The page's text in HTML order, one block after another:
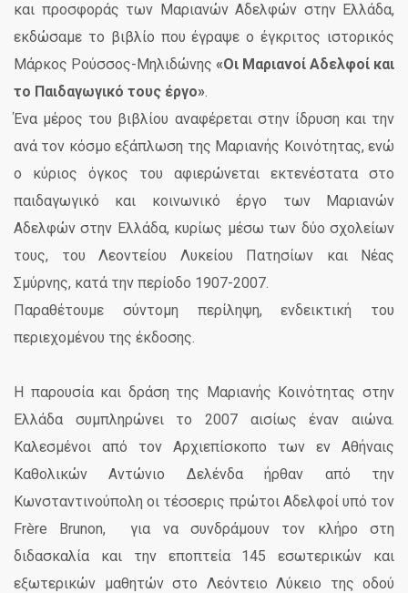
και προσφοράς των Μαριανών Αδελφών στην Ελλάδα,
εκδώσαμε το βιβλίο που έγραψεο έγκριτος ιστορικός
Μάρκος Ρούσσος-Μηλιδώνης «Οι Μαριανοί Αδελφοί και
το Παιδαγωγικό τους έργο».
Ένα μέρος του βιβλίου αναφέρεται στην ίδρυση και την
ανά τον κόσμο εξάπλωση της Μαριανής Κοινότητας, ενώ
ο κύριος όγκος του αφιερώνεται εκτενέστατα στο
παιδαγωγικό και κοινωνικό έργο των Μαριανών
Αδελφών στην Ελλάδα, κυρίως μέσω των δύο σχολείων
τους, του Λεοντείου Λυκείου Πατησίων και Νέας
Σμύρνης, κατά την περίοδο 1907-2007.
Παραθέτουμε σύντομη περίληψη, ενδεικτική του
περιεχομένου της έκδοσης.
Η παρουσία και δράση της Μαριανής Κοινότητας στην
Ελλάδα συμπληρώνει το 2007 αισίως έναν αιώνα.
Καλεσμένοι από τον Αρχιεπίσκοπο των εν Αθήναις
Καθολικών Αντώνιο Δελένδα ήρθαν από την
Κωνσταντινούπολη οι τέσσερις πρώτοι Αδελφοί υπό τον
Frère Brunon, για να συνδράμουν τον κλήρο στη
διδασκαλία και την εποπτεία 145 εσωτερικών και
εξωτερικών μαθητών στο Λεόντειο Λύκειο της οδού